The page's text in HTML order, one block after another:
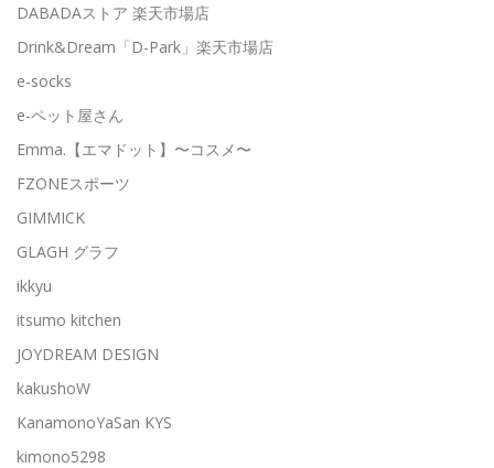
DABADAストア 楽天市場店
Drink&Dream「D-Park」楽天市場店
e-socks
e-ペット屋さん
Emma.【エマドット】〜コスメ〜
FZONEスポーツ
GIMMICK
GLAGH グラフ
ikkyu
itsumo kitchen
JOYDREAM DESIGN
kakushoW
KanamonoYaSan KYS
kimono5298